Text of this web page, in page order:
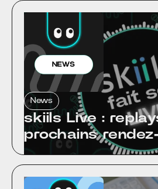
News
skiils Live :
prochains